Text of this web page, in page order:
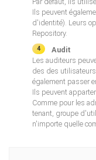
Ils peuvent
d'identité). Leurs
Repository.
Audit
Les auditeurs
des des
également passer
Ils peuvent
Comme pour les
tenant, groupe
n'importe quelle